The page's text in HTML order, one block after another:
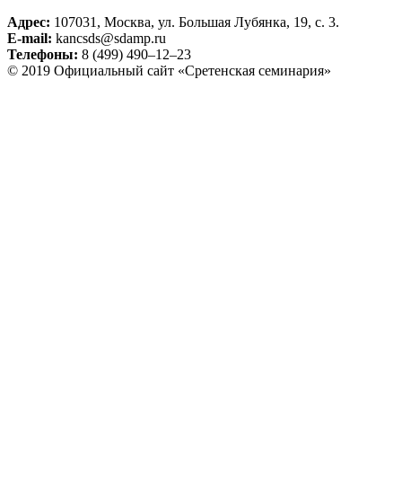
Адрес: 107031, Москва, ул. Большая Лубянка, 19, с. 3.
E-mail: kancsds@sdamp.ru
Телефоны: 8 (499) 490–12–23
© 2019 Официальный сайт «Сретенская семинария»